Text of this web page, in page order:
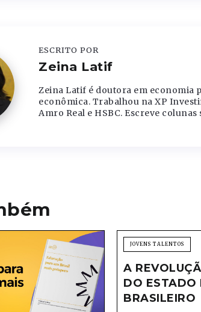
ESCRITO POR
Zeina Latif
Zeina Latif é doutora em economia
econômica. Trabalhou na XP
Amro Real e HSBC. Escreve
JOVENS TALENTOS
A
DO ESTADO
BRASILEIRO